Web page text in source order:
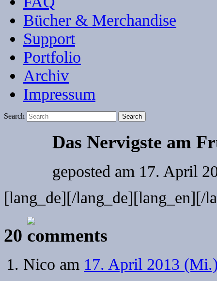
Bücher & Merchandise
Support
Portfolio
Archiv
Impressum
Search
Das Nervigste am
geposted am 17. April
[lang_de][/lang_de][lang_en][/
20
Nico am 17. April 2013